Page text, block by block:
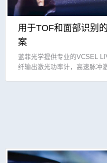
用于TOF和面部识别
案
蓝菲光学提供专业的VCSEL
纤输出激光功率计，高速脉冲